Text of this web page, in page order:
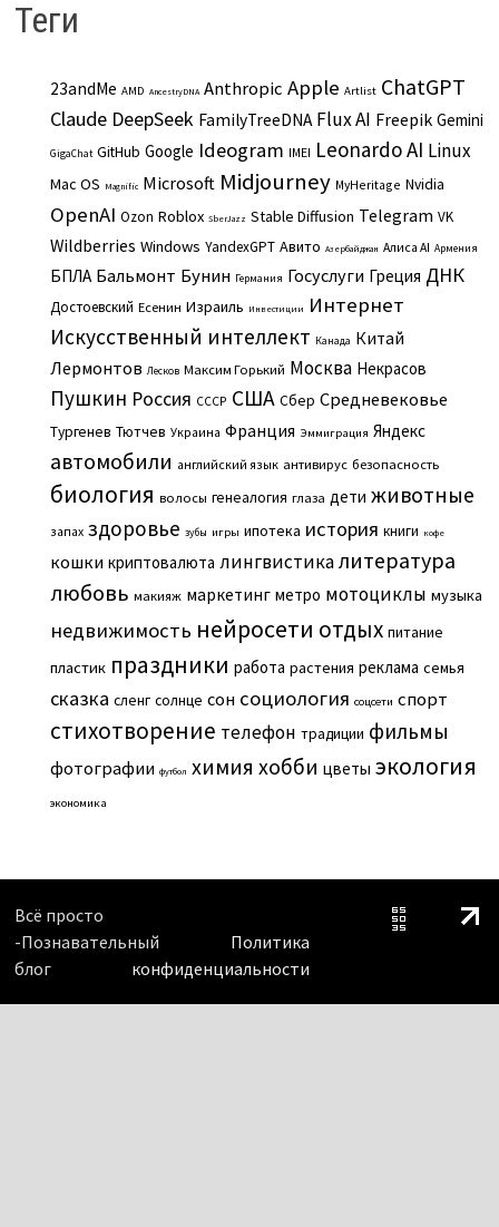
Теги
23andMe AMD AncestryDNA Anthropic Apple Artlist ChatGPT
Claude DeepSeek FamilyTreeDNA Flux AI Freepik Gemini
GigaChat GitHub Google Ideogram IMEI Leonardo AI Linux
Mac OS Magnific Microsoft Midjourney MyHeritage Nvidia
OpenAI Ozon Roblox SberJazz Stable Diffusion Telegram VK
Wildberries Windows YandexGPT Авито Азербайджан Алиса AI Армения
БПЛА Бальмонт Бунин Германия Госуслуги Греция ДНК
Достоевский Есенин Израиль Инвестиции Интернет
Искусственный интеллект Канада Китай
Лермонтов Лесков Максим Горький Москва Некрасов
Пушкин Россия СССР США Сбер Средневековье
Тургенев Тютчев Украина Франция Эммиграция Яндекс
автомобили английский язык антивирус безопасность
биология волосы генеалогия глаза дети животные
запах здоровье зубы игры ипотека история книги кофе
кошки криптовалюта лингвистикалитература
любовь макияж маркетинг метро мотоциклы музыка
недвижимость нейросети отдых питание
пластик праздники работа растения реклама семья
сказка сленг солнце сон социология соцсети спорт
стихотворение телефон традиции фильмы
фотографии футбол химия хобби цветы экология
экономика
Всё просто
-Познавательный
блог
Политика
конфиденциальности